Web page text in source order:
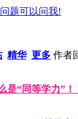
题可以问我!
精华 更多 作者
是“同等学力”！